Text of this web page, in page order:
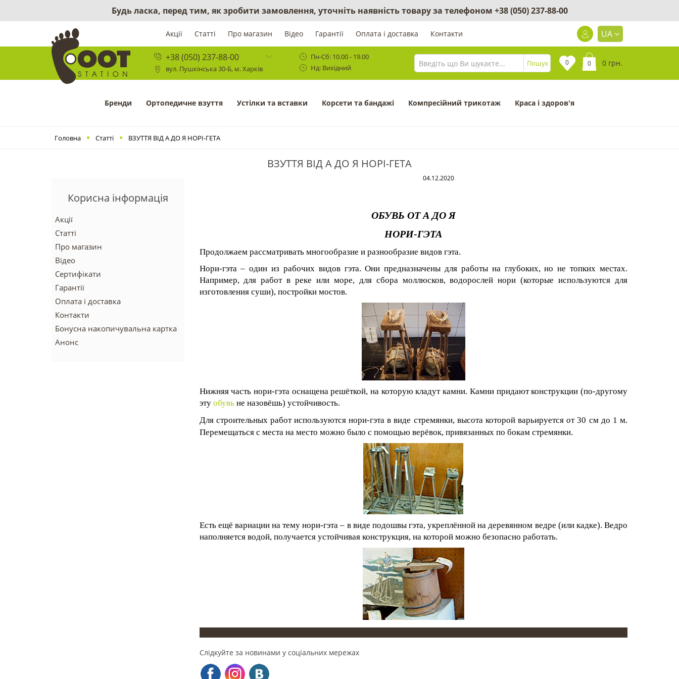
Будь ласка, перед тим, як зробити замовлення, уточніть наявність товару за телефоном +38 (050) 237-88-00
Акції Статті Про магазин Відео Гарантії Оплата і доставка Контакти UA
+38 (050) 237-88-00
вул. Пушкінська 30-Б, м. Харків
Пн-Сб: 10.00 - 19.00
Нд: Вихідний
Пошук 0 0 0 грн.
Бренди Ортопедичне взуття Устілки та вставки Корсети та бандажі Компресійний трикотаж Краса і здоров'я
Головна Статті ВЗУТТЯ ВІД А ДО Я НОРІ-ГЕТА
ВЗУТТЯ ВІД А ДО Я НОРІ-ГЕТА
Корисна інформація
Акції
Статті
Про магазин
Відео
Сертифікати
Гарантії
Оплата і доставка
Контакти
Бонусна накопичувальна картка
Анонс
04.12.2020
ОБУВЬ ОТ А ДО Я
НОРИ-ГЭТА
Продолжаем рассматривать многообразие и разнообразие видов гэта.
Нори-гэта – один из рабочих видов гэта. Они предназначены для работы на глубоких, но не топких местах.
Например, для работ в реке или море, для сбора моллюсков, водорослей нори (которые используются для
изготовления суши), постройки мостов.
Нижняя часть нори-гэта оснащена решёткой, на которую кладут камни. Камни придают конструкции (по-другому
эту обувьне назовёшь) устойчивость.
Для строительных работ используются нори-гэта в виде стремянки, высота которой варьируется от 30 см до 1 м.
Перемещаться с места на место можно было с помощью верёвок, привязанных по бокам стремянки.
Есть ещё вариации на тему нори-гэта – в виде подошвы гэта, укреплённой на деревянном ведре (или кадке). Ведро
наполняется водой, получается устойчивая конструкция, на которой можно безопасно работать.
Слідкуйте за новинами у соціальних мережах